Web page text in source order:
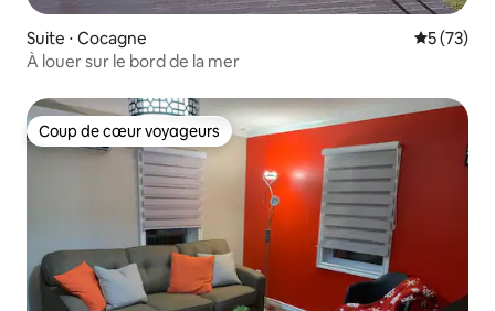
Suite ⋅ Cocagne
5 (73)
À louer sur le bord de la mer
Coup de cœur voyageurs
Coup de cœur voyageurs